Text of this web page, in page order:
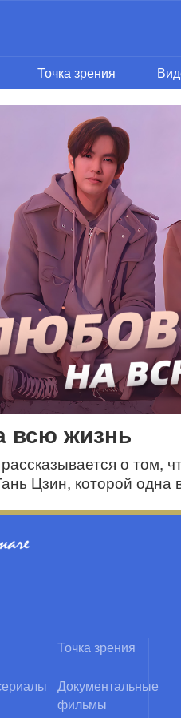
Точка зрения
всю жизнь
о том,
Цзин, которой одна
Точка зрения
Документальные
фильмы